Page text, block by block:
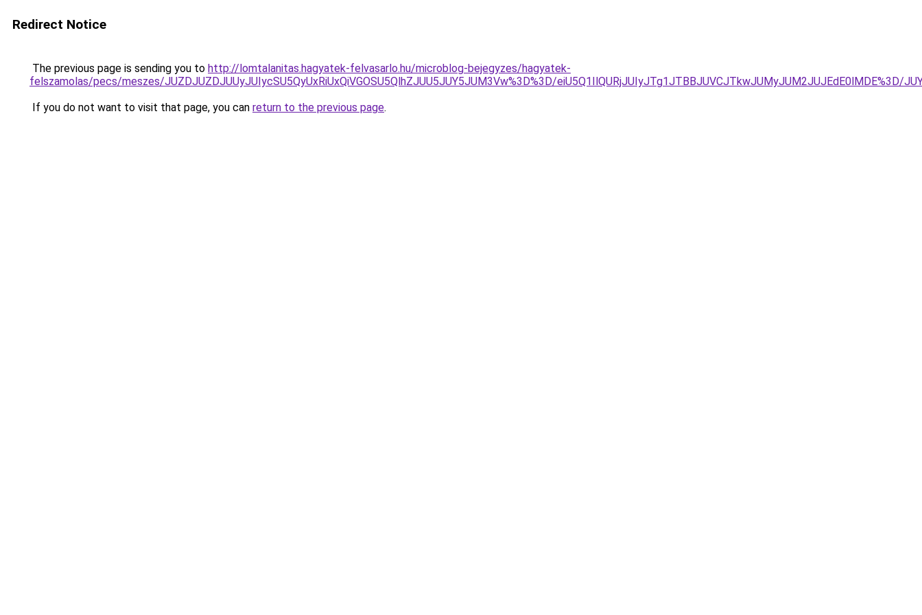
Redirect Notice
The previous page is sending you to http://lomtalanitas.hagyatek-felvasarlo.hu/microblog-bejegyzes/hagyatek-
felszamolas/pecs/meszes/JUZDJUZDJUUyJUIycSU5QyUxRiUxQiVGOSU5QlhZJUU5JUY5JUM3Vw%3D%3D/eiU5Q1IlQURjJUIyJTg1JTBBJUVCJTkwJUMyJUM2JUJEdE0lMDE%3D/
If you do not want to visit that page, you can return to the previous page.